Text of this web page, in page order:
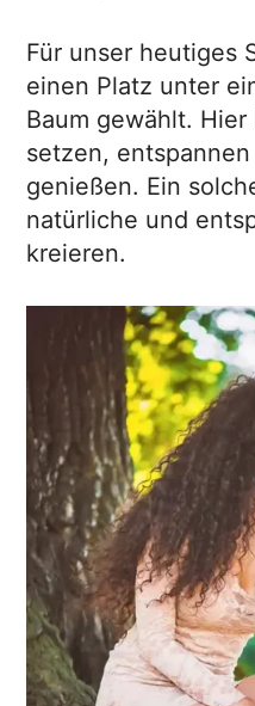
Für unser heutiges
einen Platz unter
Baum gewählt.
setzen,
genießen. Ein
natürliche und
kreieren.